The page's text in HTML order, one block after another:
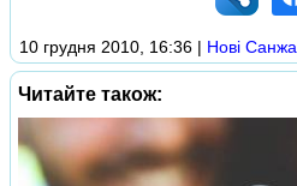
10 грудня 2010, 16:36 | Нові
Читайте також: